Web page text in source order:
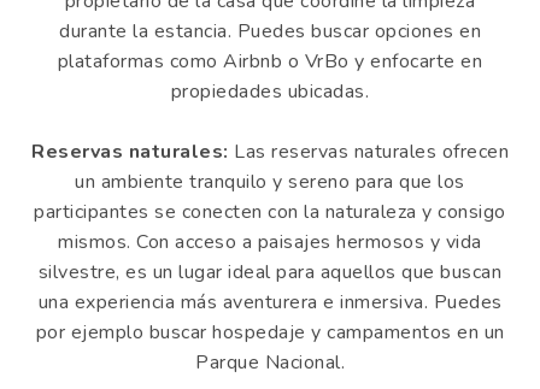
durante la estancia. Puedes buscar opciones en
plataformas como Airbnb o VrBo y enfocarte en
propiedades ubicadas.
Reservas naturales: Las reservas naturales ofrecen
un ambiente tranquilo y sereno para que los
participantes se conecten con la naturaleza y consigo
mismos. Con acceso a paisajes hermosos y vida
silvestre, es un lugar ideal para aquellos que buscan
una experiencia más aventurera e inmersiva. Puedes
por ejemplo buscar hospedaje y campamentos en un
Parque Nacional.